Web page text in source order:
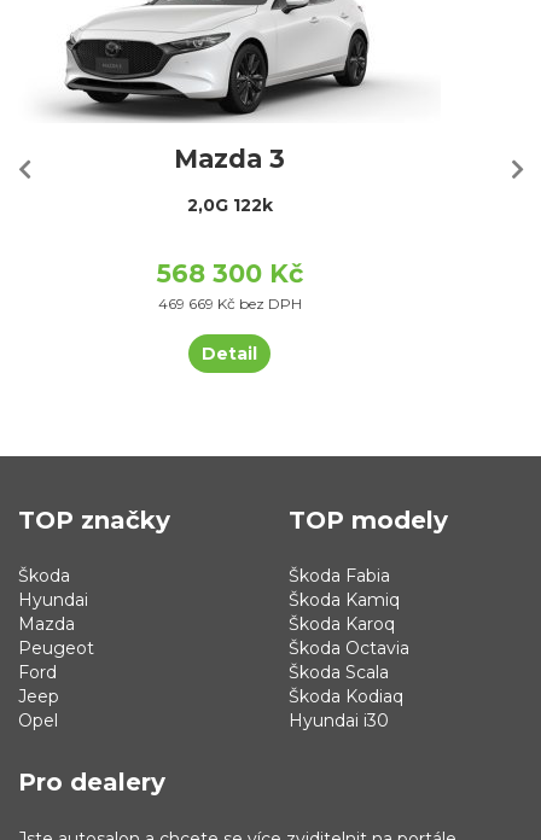
Mazda 3
2,0G 122k
568 300 Kč
469 669 Kč bez DPH
Detail
TOP značky
Škoda
Hyundai
Mazda
Peugeot
Ford
Jeep
Opel
TOP modely
Škoda Fabia
Škoda Kamiq
Škoda Karoq
Škoda Octavia
Škoda Scala
Škoda Kodiaq
Hyundai i30
Pro dealery